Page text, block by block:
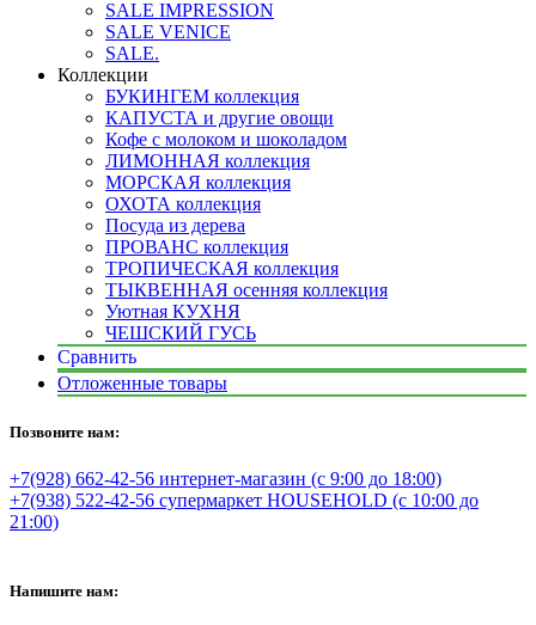
SALE IMPRESSION
SALE VENICE
SALE.
Коллекции
БУКИНГЕМ коллекция
КАПУСТА и другие овощи
Кофе с молоком и шоколадом
ЛИМОННАЯ коллекция
МОРСКАЯ коллекция
ОХОТА коллекция
Посуда из дерева
ПРОВАНС коллекция
ТРОПИЧЕСКАЯ коллекция
ТЫКВЕННАЯ осенняя коллекция
Уютная КУХНЯ
ЧЕШСКИЙ ГУСЬ
Сравнить
Отложенные товары
Позвоните нам:
+7(928) 662-42-56 интернет-магазин (с 9:00 до 18:00)
+7(938) 522-42-56 супермаркет HOUSEHOLD (с 10:00 до
21:00)
Напишите нам: